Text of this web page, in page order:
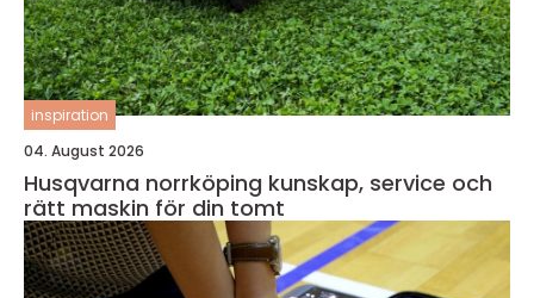
inspiration
04. August 2026
Husqvarna norrköping kunskap, service och
rätt maskin för din tomt